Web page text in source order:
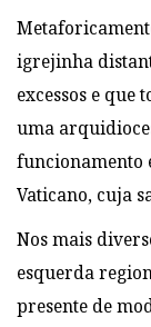
igrejinha
excessos e que
uma
funcionamento
Vaticano, cuja
Nos mais
esquerda
presente de